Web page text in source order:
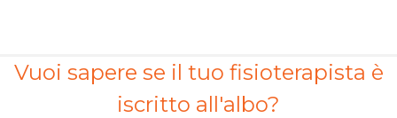
Vuoi sapere se il tuo fisioterapista è
iscritto all'albo?